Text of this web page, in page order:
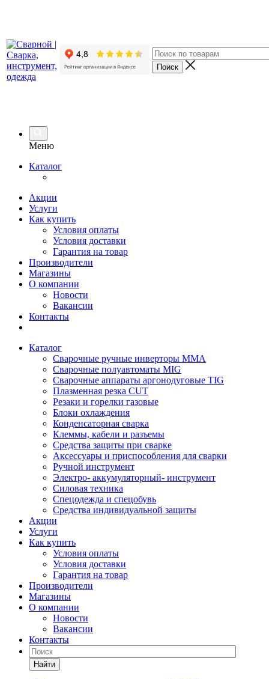
Меню
Каталог
Акции
Услуги
Как купить
Условия оплаты
Условия доставки
Гарантия на товар
Производители
Магазины
О компании
Новости
Вакансии
Контакты
Каталог
Сварочные ручные инверторы MMA
Сварочные полуавтоматы MIG
Сварочные аппараты аргонодуговые TIG
Плазменная резка CUT
Резаки и горелки газовые
Блоки охлаждения
Конденсаторная сварка
Клеммы, кабели и разъемы
Средства защиты при сварке
Аксессуары и приспособления для сварки
Ручной инструмент
Электро- аккумуляторный- инструмент
Силовая техника
Спецодежда и спецобувь
Средства индивидуальной защиты
Акции
Услуги
Как купить
Условия оплаты
Условия доставки
Гарантия на товар
Производители
Магазины
О компании
Новости
Вакансии
Контакты
Найти